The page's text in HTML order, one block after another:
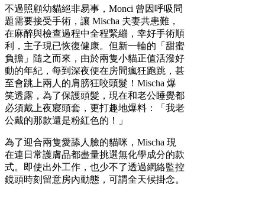
不過照顧幼貓絕非易事，Monci 曾因呼吸問
題需要接受手術，讓 Mischa 夫妻共患難，
在麻醉與檢查過程中全程緊繃，幸好手術順
利，主子現已恢復健康。但新一輪的「甜蜜
負擔」隨之而來，由於兩隻小貓正值活潑好
動的年紀，每到深夜便在房間瘋狂跑跳，甚
至會跳上兩人的肩膀狂咬頭髮！Mischa 爆
笑透露，為了保護頭髮，現在和老公睡覺都
必須戴上夜寢頭套，更打趣地爆料：「我老
公戴的那款還是粉紅色的！」
為了迎合兩隻愛舔人臉的貓咪，Mischa 現
在連日常護膚品都盡量挑選無化學成分的款
式。即使出外工作，也少不了透過網絡監控
鏡頭時刻留意房內動態，可謂全天候掛念。